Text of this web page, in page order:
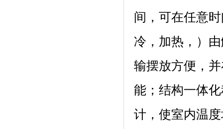
间，可在任意
冷，加热
输摆放方便
能；结构一体
计，使室内温